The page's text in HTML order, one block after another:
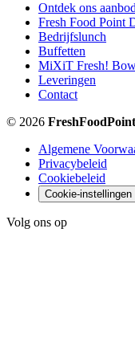
Ontdek ons
Fresh Food Point
Bedrijfslunch
Buffetten
MiXiT Fresh!
Leveringen
Contact
© 2026 FreshFoodPoint
Algemene
Privacybeleid
Cookiebeleid
Cookie-instellingen
Volg ons op